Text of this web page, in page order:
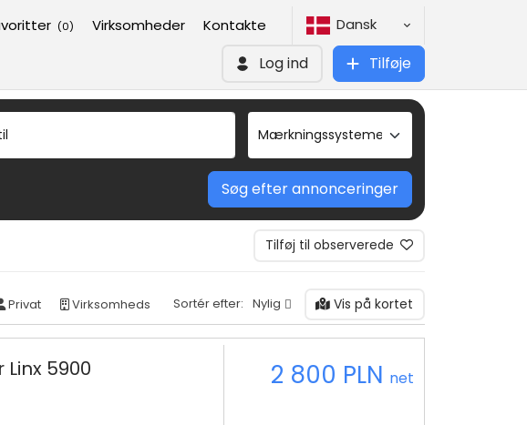
(0) Virksomheder Kontakte Dansk
Log ind Tilføje
Søg efter annonceringer
Tilføj til observerede
Privat Virksomheds Sortér efter: Nylig Vis på kortet
5900
2 800 PLN net